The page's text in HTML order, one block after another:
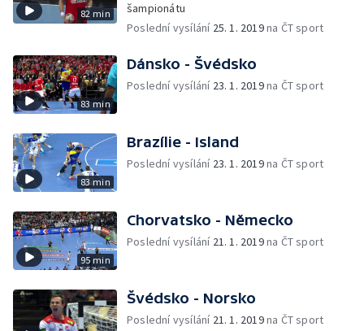
82 min
šampionátu
Poslední vysílání 25. 1. 2019na ČT sport
83 min
Dánsko - Švédsko
Poslední vysílání 23. 1. 2019na ČT sport
83 min
Brazílie - Island
Poslední vysílání 23. 1. 2019na ČT sport
95 min
Chorvatsko - Německo
Poslední vysílání 21. 1. 2019na ČT sport
Švédsko - Norsko
Poslední vysílání 21. 1. 2019na ČT sport